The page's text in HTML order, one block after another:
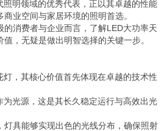
照明领域的优秀代表，正以其卓越的性能
业空间与家居环境的照明首选。
的消费者与企业而言，了解LED大功率天
，无疑是做出明智选择的关键一步。
，其核心价值首先体现在卓越的技术性
光源，这是其长久稳定运行与高效出光
灯具能够实现出色的光线分布，确保照射